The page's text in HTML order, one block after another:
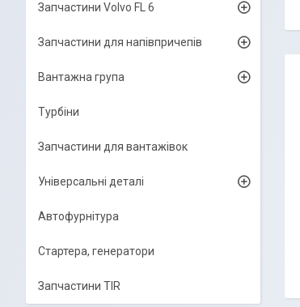
Запчастини Volvo FL 6
Запчастини для напівпричепів
Вантажна група
Турбіни
Запчастини для вантажівок
Універсальні деталі
Автофурнітура
Стартера, генератори
Запчастини TIR